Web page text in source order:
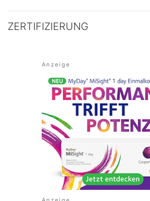
ZERTIFIZIERUNG